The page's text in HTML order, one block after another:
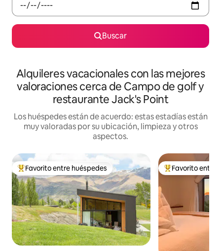
Buscar
Alquileres vacacionales con las mejores
valoraciones cerca de Campo de golf y
restaurante Jack's Point
Los huéspedes están de acuerdo: estas estadías están
muy valoradas por su ubicación, limpieza y otros
aspectos.
Favorito entre huéspedes preferido
Favorito entre huéspedes Favorito entre
Favorito entre